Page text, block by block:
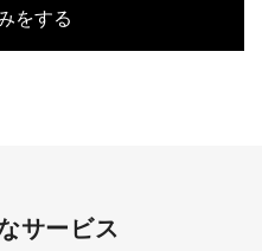
をする
サービス